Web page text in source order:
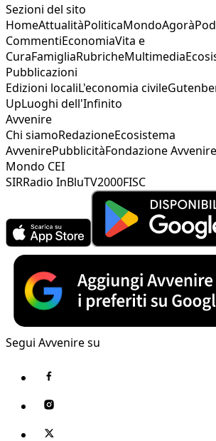
Sezioni del sito
HomeAttualitàPoliticaMondoAgorà
CommentiEconomiaVita e
CuraFamigliaRubricheMultimedia
Pubblicazioni
Edizioni localiL'economia civile
UpLuoghi dell'Infinito
Avvenire
Chi siamoRedazioneEcosistema
AvvenirePubblicitàFondazione Avvenire
Mondo CEI
SIRRadio InBluTV2000FISC
Segui Avvenire su